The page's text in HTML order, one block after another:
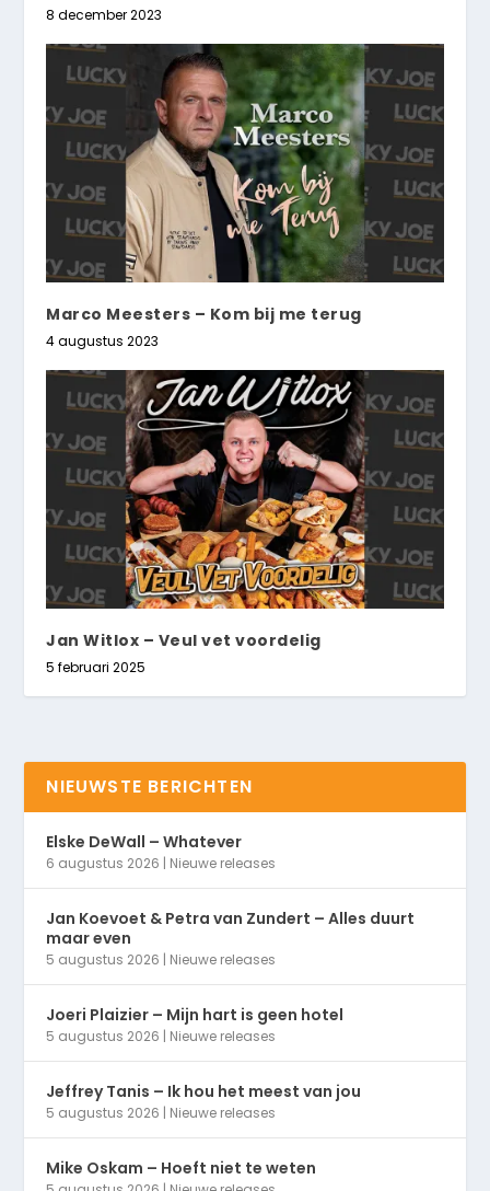
8 december 2023
Marco Meesters – Kom bij me terug
4 augustus 2023
Jan Witlox – Veul vet voordelig
5 februari 2025
NIEUWSTE BERICHTEN
Elske DeWall – Whatever
6 augustus 2026 | Nieuwe releases
Jan Koevoet & Petra van Zundert – Alles duurt
maar even
5 augustus 2026 | Nieuwe releases
Joeri Plaizier – Mijn hart is geen hotel
5 augustus 2026 | Nieuwe releases
Jeffrey Tanis – Ik hou het meest van jou
5 augustus 2026 | Nieuwe releases
Mike Oskam – Hoeft niet te weten